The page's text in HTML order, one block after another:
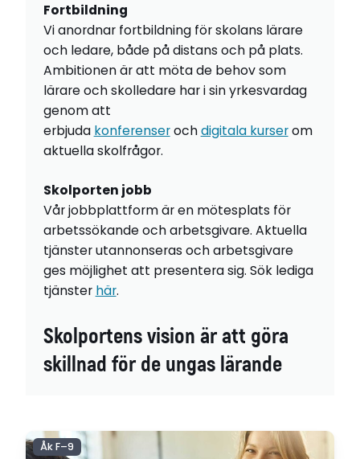
Fortbildning
Vi anordnar fortbildning för skolans lärare
och ledare, både på distans och på plats.
Ambitionen är att möta de behov som
lärare och skolledare har i sin yrkesvardag
genom att
erbjuda konferenserochdigitala kurserom
aktuella skolfrågor.
Skolporten jobb
Vår jobbplattform är en mötesplats för
arbetssökande och arbetsgivare. Aktuella
tjänster utannonseras och arbetsgivare
ges möjlighet att presentera sig. Sök lediga
tjänster här.
Skolportens vision är att göra
skillnad för de ungas lärande
Åk F–9